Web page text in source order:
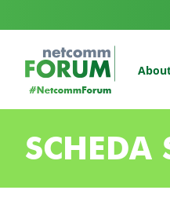
SCHEDA